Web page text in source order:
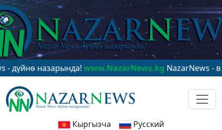
www.NazarNews.kgNazarNews - в центре
Кыргызча Русский